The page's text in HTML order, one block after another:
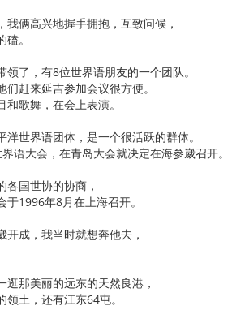
我俩高兴地握手拥抱，互致问候，
。
了，有8位世界语朋友的一个团队。
赶来延吉参加会议很方便。
歌舞，在会上表演。
世界语团体，是一个很活跃的群体。
语大会，在青岛大会就决定在海参崴召开。
各国世协的协商，
1996年8月在上海召开。
开成，我当时就想奔他去，
逛那美丽的远东的天然良港，
土，还有江东64屯。